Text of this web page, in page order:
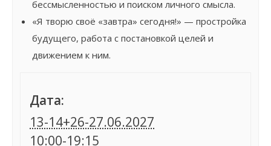
бессмысленностью и поиском личного смысла.
«Я творю своё «завтра» сегодня!» — простройка
будущего, работа с постановкой целей и
движением к ним.
Дата:
13-14+26-27.06.2027
10:00-19:15